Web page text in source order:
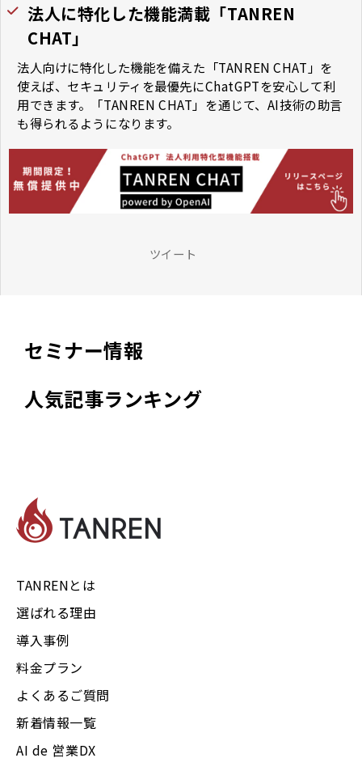
法人に特化した機能満載「TANREN
CHAT」
法人向けに特化した機能を備えた「TANREN CHAT」を
使えば、セキュリティを最優先にChatGPTを安心して利
用できます。「TANREN CHAT」を通じて、AI技術の助言
も得られるようになります。
ツイート
セミナー情報
人気記事ランキング
TANRENとは
選ばれる理由
導入事例
料金プラン
よくあるご質問
新着情報一覧
AI de 営業DX